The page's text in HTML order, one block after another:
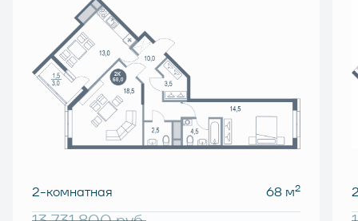
2-комнатная 68 м2